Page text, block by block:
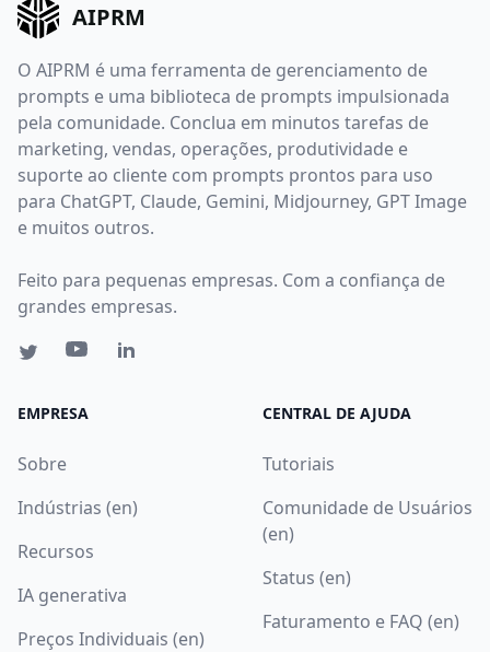
AIPRM
O AIPRM é uma ferramenta de gerenciamento de
prompts e uma biblioteca de prompts impulsionada
pela comunidade. Conclua em minutos tarefas de
marketing, vendas, operações, produtividade e
suporte ao cliente com prompts prontos para uso
para ChatGPT, Claude, Gemini, Midjourney, GPT Image
e muitos outros.
Feito para pequenas empresas. Com a confiança de
grandes empresas.
EMPRESA
Sobre
Indústrias (en)
Recursos
IA generativa
Preços Individuais (en)
CENTRAL DE AJUDA
Tutoriais
Comunidade de Usuários
(en)
Status (en)
Faturamento e FAQ (en)